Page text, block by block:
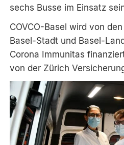
sechs Busse im Einsatz
COVCO-Basel wird von
Basel-Stadt und Basel-
Corona Immunitas
von der Zürich